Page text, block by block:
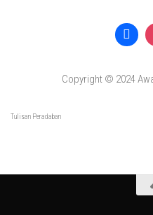
Copyright © 2024
Tulisan Peradaban